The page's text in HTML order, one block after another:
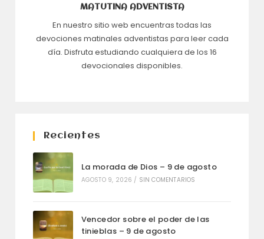
MATUTINA ADVENTISTA
En nuestro sitio web encuentras todas las
devociones matinales adventistas para leer cada
día. Disfruta estudiando cualquiera de los 16
devocionales disponibles.
Recientes
La morada de Dios – 9 de agosto
AGOSTO 9, 2026 / SIN COMENTARIOS
Vencedor sobre el poder de las
tinieblas – 9 de agosto